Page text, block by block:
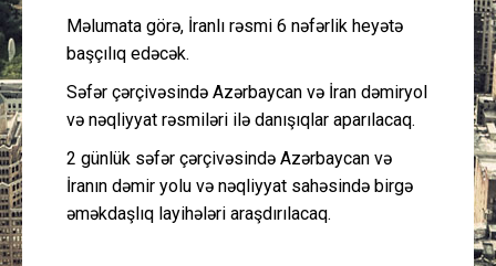
Məlumata görə, İranlı rəsmi 6 nəfərlik heyətə
başçılıq edəcək.
Səfər çərçivəsində Azərbaycan və İran dəmiryol
və nəqliyyat rəsmiləri ilə danışıqlar aparılacaq.
2 günlük səfər çərçivəsində Azərbaycan və
İranın dəmir yolu və nəqliyyat sahəsində birgə
əməkdaşlıq layihələri araşdırılacaq.